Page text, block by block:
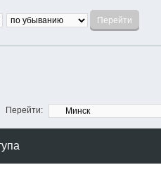
Перейти: